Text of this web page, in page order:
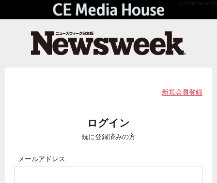
API Version 2.0
新規会員登録
ログイン
既に登録済みの方
メールアドレス